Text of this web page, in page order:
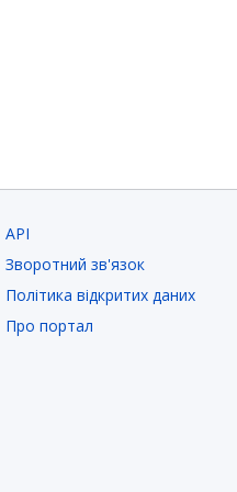
API
Зворотний зв'язок
Політика відкритих даних
Про портал